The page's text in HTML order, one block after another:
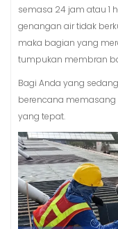
semasa 24 jam atau 1
genangan air tidak
maka bagian yang
tumpukan membran
Bagi Anda yang
berencana
yang tepat.